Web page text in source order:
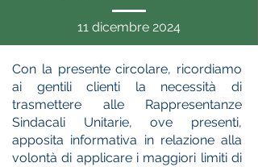
11 dicembre 2024
Con la presente circolare, ricordiamo
ai gentili clienti la necessità di
trasmettere alle Rappresentanze
Sindacali Unitarie, ove presenti,
apposita informativa in relazione alla
volontà di applicare i maggiori limiti di